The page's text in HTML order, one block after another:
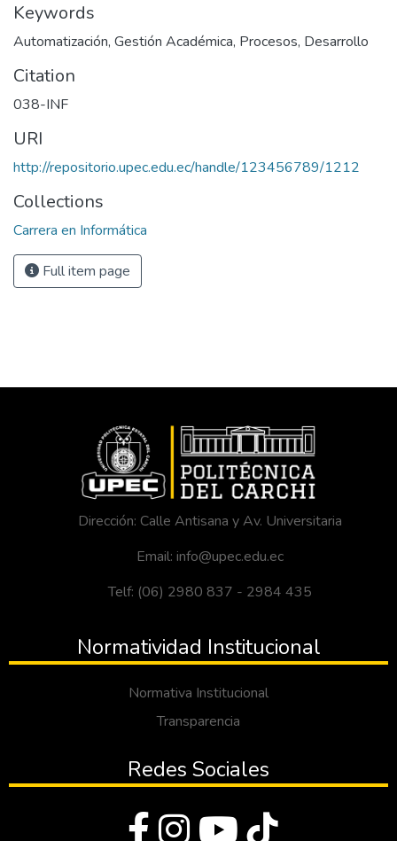
Keywords
Automatización, Gestión Académica, Procesos, Desarrollo
Citation
038-INF
URI
http://repositorio.upec.edu.ec/handle/123456789/1212
Collections
Carrera en Informática
Full item page
Dirección: Calle Antisana y Av. Universitaria
Email: info@upec.edu.ec
Telf: (06) 2980 837 - 2984 435
Normatividad Institucional
Normativa Institucional
Transparencia
Redes Sociales